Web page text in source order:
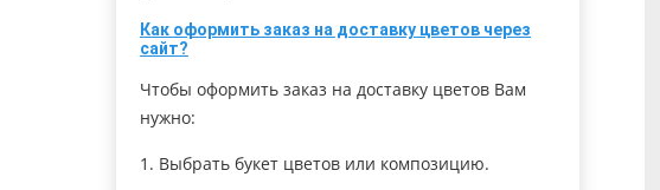
Как оформить заказ на доставку цветов через
сайт?
Чтобы оформить заказ на доставку цветов Вам
нужно:
1. Выбрать букет цветов или композицию.